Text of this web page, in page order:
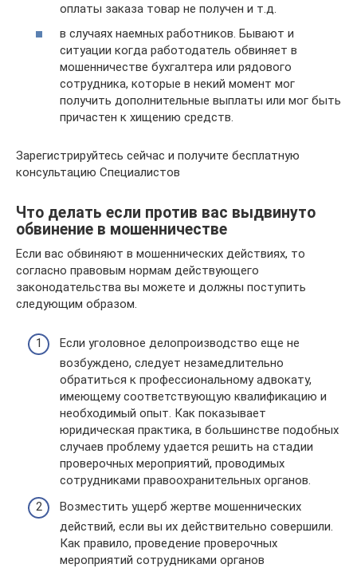
оплаты заказа товар не получен и т.д.
в случаях наемных работников. Бывают и
ситуации когда работодатель обвиняет в
мошенничестве бухгалтера или рядового
сотрудника, которые в некий момент мог
получить дополнительные выплаты или мог быть
причастен к хищению средств.
Зарегистрируйтесь сейчас и получите бесплатную
консультацию Специалистов
Что делать если против вас выдвинуто
обвинение в мошенничестве
Если вас обвиняют в мошеннических действиях, то
согласно правовым нормам действующего
законодательства вы можете и должны поступить
следующим образом.
Если уголовное делопроизводство еще не
возбуждено, следует незамедлительно
обратиться к профессиональному адвокату,
имеющему соответствующую квалификацию и
необходимый опыт. Как показывает
юридическая практика, в большинстве подобных
случаев проблему удается решить на стадии
проверочных мероприятий, проводимых
сотрудниками правоохранительных органов.
Возместить ущерб жертве мошеннических
действий, если вы их действительно совершили.
Как правило, проведение проверочных
мероприятий сотрудниками органов